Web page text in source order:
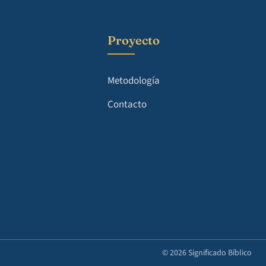
Proyecto
Metodología
Contacto
© 2026 Significado Bíblico